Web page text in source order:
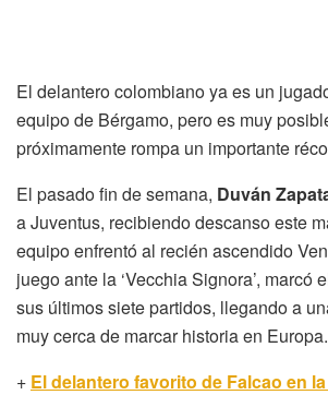
El delantero colombiano ya es un
equipo de Bérgamo, pero es muy
próximamente rompa un importante
El pasado fin de semana, Duván
a Juventus, recibiendo descanso este
equipo enfrentó al recién ascendido
juego ante la ‘Vecchia Signora’, marcó
sus últimos siete partidos, llegando a
muy cerca de marcar historia en Europa.
+ El delantero favorito de Falcao en